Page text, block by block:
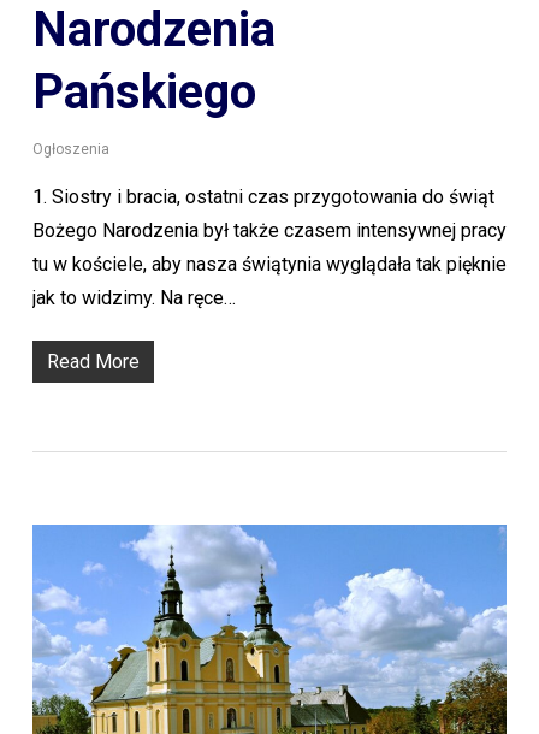
Narodzenia
Pańskiego
Ogłoszenia
1. Siostry i bracia, ostatni czas przygotowania do świąt
Bożego Narodzenia był także czasem intensywnej pracy
tu w kościele, aby nasza świątynia wyglądała tak pięknie
jak to widzimy. Na ręce…
Read More